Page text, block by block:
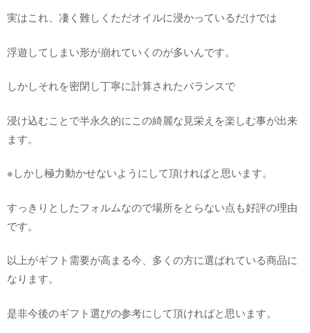
実はこれ、凄く難しくただオイルに浸かっているだけでは
浮遊してしまい形が崩れていくのが多いんです。
しかしそれを密閉し丁寧に計算されたバランスで
浸け込むことで半永久的にこの綺麗な見栄えを楽しむ事が出来
ます。
※しかし極力動かせないようにして頂ければと思います。
すっきりとしたフォルムなので場所をとらない点も好評の理由
です。
以上がギフト需要が高まる今、多くの方に選ばれている商品に
なります。
是非今後のギフト選びの参考にして頂ければと思います。